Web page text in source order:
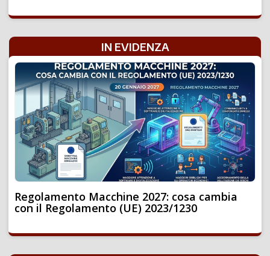
IN EVIDENZA
Regolamento Macchine 2027: cosa cambia
con il Regolamento (UE) 2023/1230